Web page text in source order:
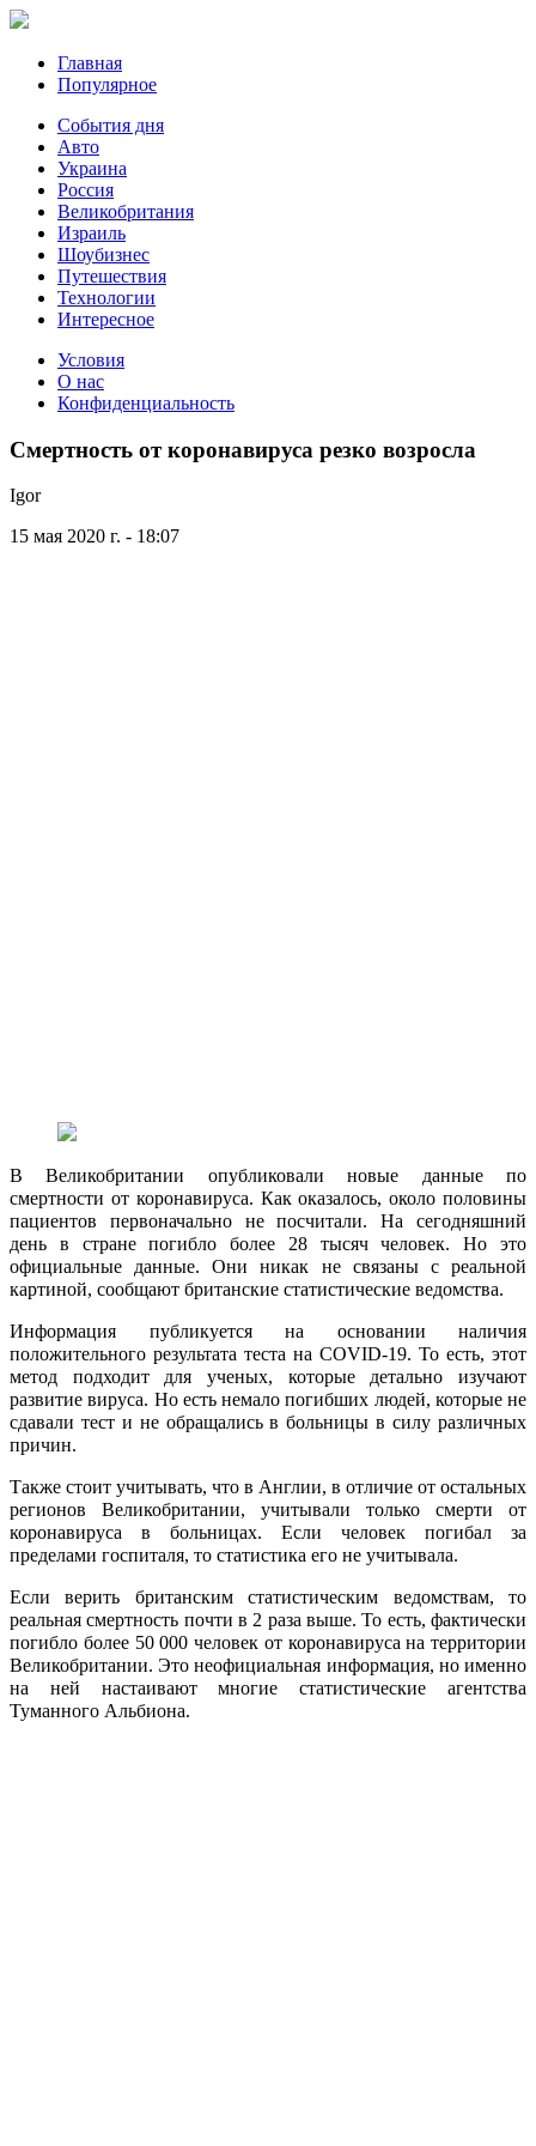
Главная
Популярное
События дня
Авто
Украина
Россия
Великобритания
Израиль
Шоубизнес
Путешествия
Технологии
Интересное
Условия
О нас
Конфиденциальность
Смертность от коронавируса резко возросла
Igor
15 мая 2020 г. - 18:07
В Великобритании опубликовали новые данные по
смертности от коронавируса. Как оказалось, около половины
пациентов первоначально не посчитали. На сегодняшний
день в стране погибло более 28 тысяч человек. Но это
официальные данные. Они никак не связаны с реальной
картиной, сообщают британские статистические ведомства.
Информация публикуется на основании наличия
положительного результата теста на COVID-19. То есть, этот
метод подходит для ученых, которые детально изучают
развитие вируса. Но есть немало погибших людей, которые не
сдавали тест и не обращались в больницы в силу различных
причин.
Также стоит учитывать, что в Англии, в отличие от остальных
регионов Великобритании, учитывали только смерти от
коронавируса в больницах. Если человек погибал за
пределами госпиталя, то статистика его не учитывала.
Если верить британским статистическим ведомствам, то
реальная смертность почти в 2 раза выше. То есть, фактически
погибло более 50 000 человек от коронавируса на территории
Великобритании. Это неофициальная информация, но именно
на ней настаивают многие статистические агентства
Туманного Альбиона.